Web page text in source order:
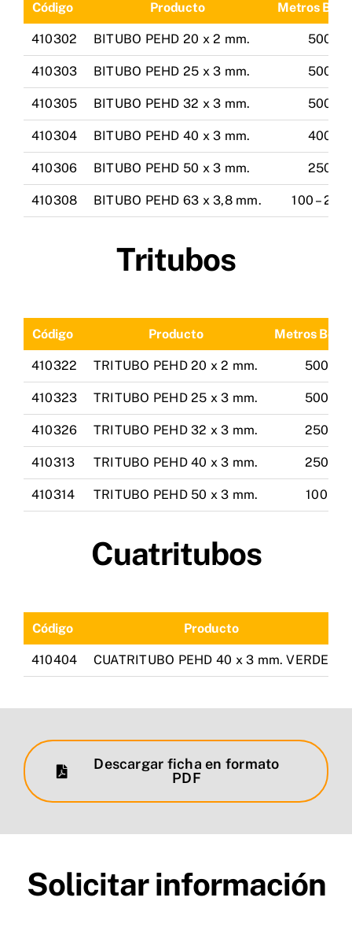
Código Producto Metros
410302 BITUBO PEHD 20 x 2 mm. 500
410303 BITUBO PEHD 25 x 3 mm. 500
410305 BITUBO PEHD 32 x 3 mm. 500
410304 BITUBO PEHD 40 x 3 mm. 400
410306 BITUBO PEHD 50 x 3 mm. 250
410308 BITUBO PEHD 63 x 3,8 mm. 100 – 200
Tritubos
Código Producto Metros
410322 TRITUBO PEHD 20 x 2 mm. 500
410323 TRITUBO PEHD 25 x 3 mm. 500
410326 TRITUBO PEHD 32 x 3 mm. 250
410313 TRITUBO PEHD 40 x 3 mm. 250
410314 TRITUBO PEHD 50 x 3 mm. 100
Cuatritubos
Código Producto
410404 CUATRITUBO PEHD 40 x 3 mm. VERDE
Descargar ficha en formato
PDF
Solicitar información